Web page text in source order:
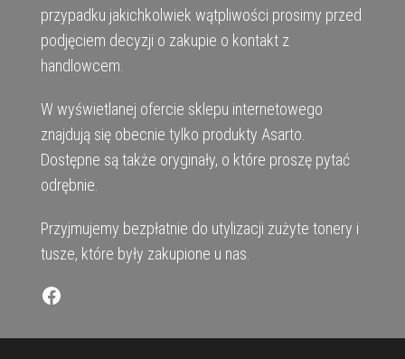
przypadku jakichkolwiek wątpliwości prosimy przed
podjęciem decyzji o zakupie o kontakt z
handlowcem.
W wyświetlanej ofercie sklepu internetowego
znajdują się obecnie tylko produkty Asarto.
Dostępne są także oryginały, o które proszę pytać
odrębnie.
Przyjmujemy bezpłatnie do utylizacji zużyte tonery i
tusze, które były zakupione u nas.
Facebook